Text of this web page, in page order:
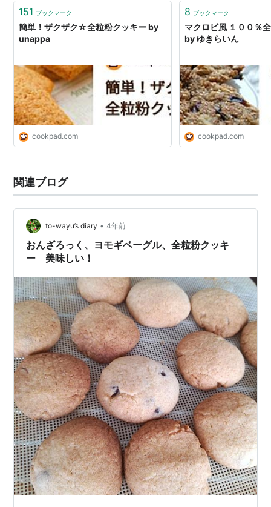
豆乳 大さ…
151 ブックマーク
簡単！ザクザク☆全粒粉クッキー by
unappa
cookpad.com
8 ブックマーク
マクロビ風 １００％
by ゆきらいん
cookpad.com
関連ブログ
to-wayu’s diary • 4年前
おんざろっく、ヨモギベーグル、全粒粉クッキ
ー 美味しい！